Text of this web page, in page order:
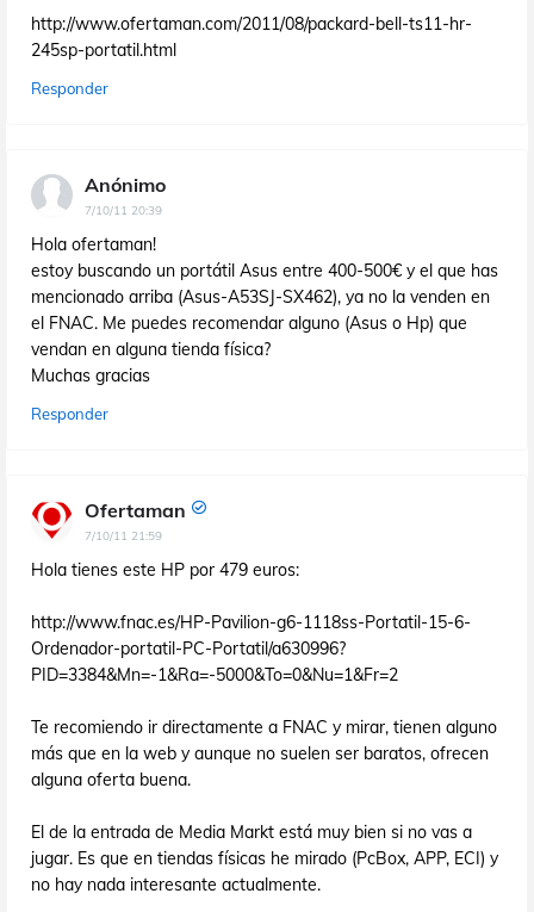
http://www.ofertaman.com/2011/08/packard-bell-ts11-hr-
245sp-portatil.html
Responder
Anónimo
7/10/11 20:39
Hola ofertaman!
estoy buscando un portátil Asus entre 400-500€ y el que has
mencionado arriba (Asus-A53SJ-SX462), ya no la venden en
el FNAC. Me puedes recomendar alguno (Asus o Hp) que
vendan en alguna tienda física?
Muchas gracias
Responder
Ofertaman
7/10/11 21:59
Hola tienes este HP por 479 euros:
http://www.fnac.es/HP-Pavilion-g6-1118ss-Portatil-15-6-
Ordenador-portatil-PC-Portatil/a630996?
PID=3384&Mn=-1&Ra=-5000&To=0&Nu=1&Fr=2
Te recomiendo ir directamente a FNAC y mirar, tienen alguno
más que en la web y aunque no suelen ser baratos, ofrecen
alguna oferta buena.
El de la entrada de Media Markt está muy bien si no vas a
jugar. Es que en tiendas físicas he mirado (PcBox, APP, ECI) y
no hay nada interesante actualmente.